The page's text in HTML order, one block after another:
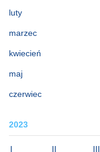
luty
marzec
kwiecień
maj
czerwiec
2023
I II III